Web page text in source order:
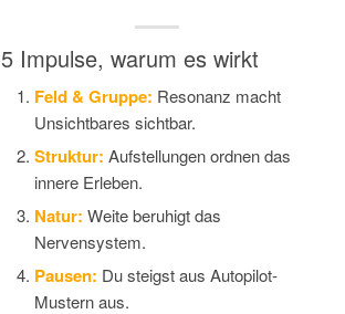
5 Impulse, warum es wirkt
Feld & Gruppe: Resonanz macht
Unsichtbares sichtbar.
Struktur: Aufstellungen ordnen das
innere Erleben.
Natur: Weite beruhigt das
Nervensystem.
Pausen: Du steigst aus Autopilot-
Mustern aus.